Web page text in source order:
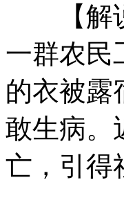
明年广东见义勇
俄欲开发页岩油
郑州农民工：租
【解说
一群农民
的衣被露
敢生病。
亡，引得